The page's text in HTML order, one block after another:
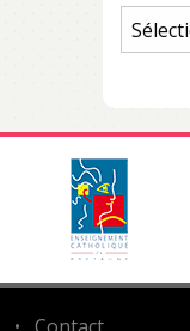
Archives